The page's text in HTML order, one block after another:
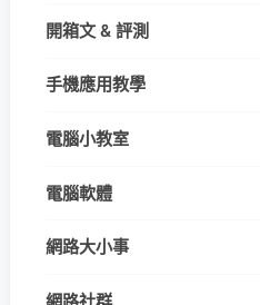
開箱文 & 評測
手機應用教學
電腦小教室
電腦軟體
網路大小事